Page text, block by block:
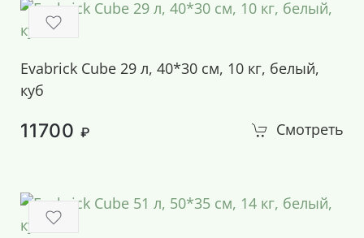
Evabrick Cube 29 л, 40*30 см, 10 кг, белый,
куб
11700 ₽ Смотреть